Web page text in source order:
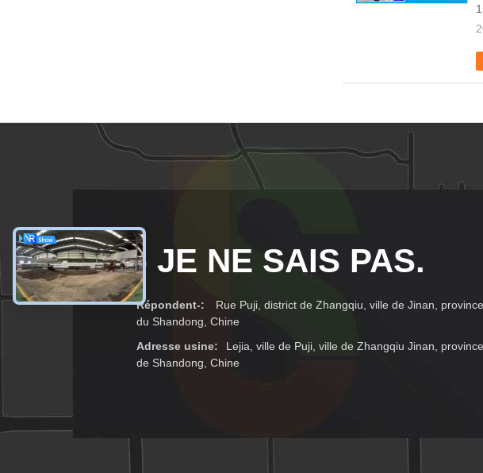
- JE NE SAIS PAS.
Répondent-:
Rue Puji, district de Zhangqiu, ville de Jinan, province
du Shandong, Chine
Adresse usine:
Lejia, ville de Puji, ville de Zhangqiu Jinan, province
de Shandong, Chine